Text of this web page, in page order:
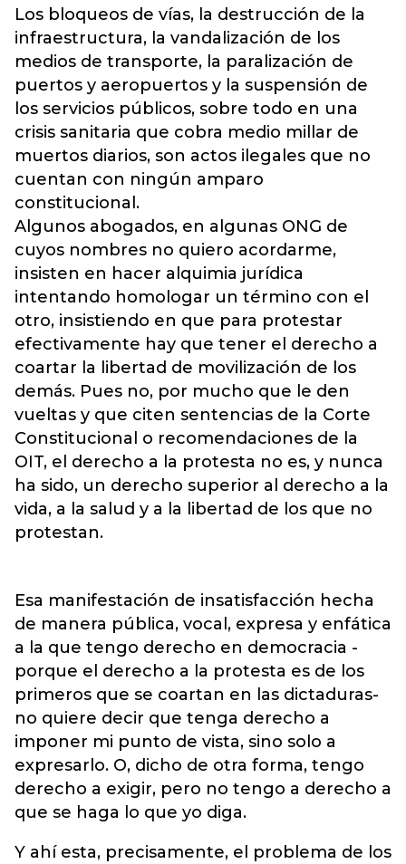
Los bloqueos de vías, la destrucción de la
infraestructura, la vandalización de los
medios de transporte, la paralización de
puertos y aeropuertos y la suspensión de
los servicios públicos, sobre todo en una
crisis sanitaria que cobra medio millar de
muertos diarios, son actos ilegales que no
cuentan con ningún amparo
constitucional.
Algunos abogados, en algunas ONG de
cuyos nombres no quiero acordarme,
insisten en hacer alquimia jurídica
intentando homologar un término con el
otro, insistiendo en que para protestar
efectivamente hay que tener el derecho a
coartar la libertad de movilización de los
demás. Pues no, por mucho que le den
vueltas y que citen sentencias de la Corte
Constitucional o recomendaciones de la
OIT, el derecho a la protesta no es, y nunca
ha sido, un derecho superior al derecho a la
vida, a la salud y a la libertad de los que no
protestan.
Esa manifestación de insatisfacción hecha
de manera pública, vocal, expresa y enfática
a la que tengo derecho en democracia -
porque el derecho a la protesta es de los
primeros que se coartan en las dictaduras-
no quiere decir que tenga derecho a
imponer mi punto de vista, sino solo a
expresarlo. O, dicho de otra forma, tengo
derecho a exigir, pero no tengo a derecho a
que se haga lo que yo diga.
Y ahí esta, precisamente, el problema de los